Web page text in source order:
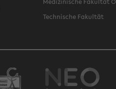
Technische Fakultät